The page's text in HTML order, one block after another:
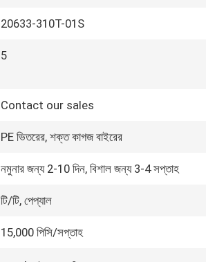
20633-310T-01S
5
Contact our sales
PE ভিতরের, শক্ত কাগজ বাইরের
নমুনার জন্য 2-10 দিন, বিশাল জন্য 3-4 সপ্তাহ
টি/টি, পেপ্যাল
15,000 পিসি/সপ্তাহ